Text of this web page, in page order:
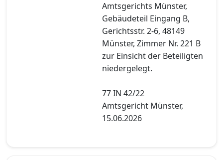
Amtsgerichts Münster,
Gebäudeteil Eingang B,
Gerichtsstr. 2-6, 48149
Münster, Zimmer Nr. 221 B
zur Einsicht der Beteiligten
niedergelegt.
77 IN 42/22
Amtsgericht Münster,
15.06.2026